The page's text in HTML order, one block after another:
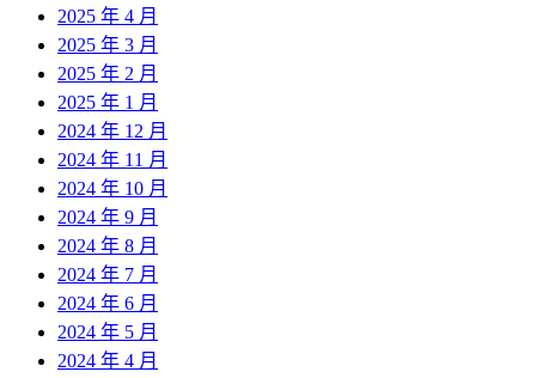
2025 年 4 月
2025 年 3 月
2025 年 2 月
2025 年 1 月
2024 年 12 月
2024 年 11 月
2024 年 10 月
2024 年 9 月
2024 年 8 月
2024 年 7 月
2024 年 6 月
2024 年 5 月
2024 年 4 月